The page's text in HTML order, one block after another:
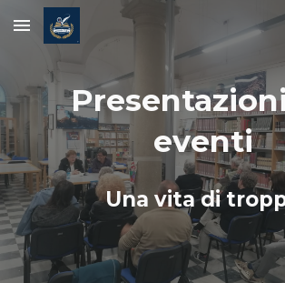
Skip to main content
eventi
Una vita di